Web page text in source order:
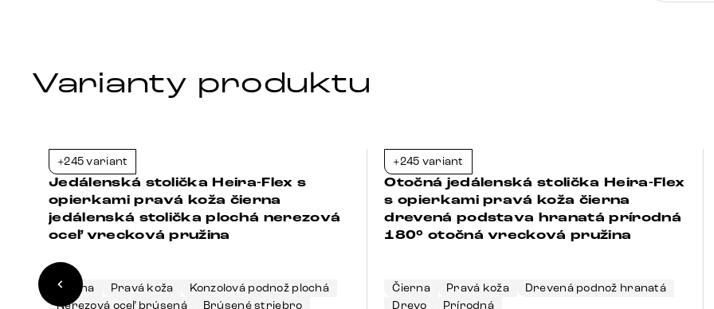
Varianty produktu
+245 variant
Jedálenská stolička Heira-Flex s
opierkami pravá koža čierna
jedálenská stolička plochá nerezová
oceľ vrecková pružina
Čierna Pravá koža
Konzolová podnož plochá
Nerezová oceľ brúsená
Brúsené striebro
+245 variant
Otočná jedálenská stolička Heira-Flex
s opierkami pravá koža čierna
drevená podstava hranatá prírodná
180° otočná vrecková pružina
Čierna Pravá koža
Drevená podnož hranatá
Drevo
Prírodná